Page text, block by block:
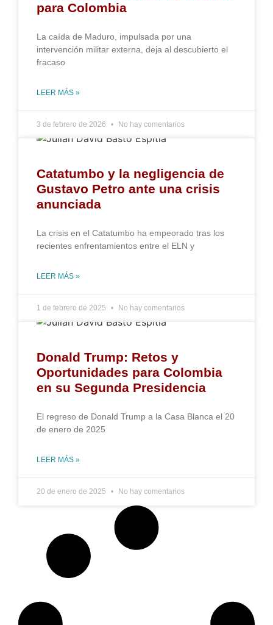
para Colombia
La caída de Maduro, impulsada por una
intervención militar externa, deja al descubierto el
fracaso
LEER MÁS »
3 de febrero de 2026 No hay comentarios
Catatumbo y la negligencia de
Gustavo Petro ante una crisis
anunciada
La crisis en el Catatumbo ha empeorado tras los
recientes enfrentamientos entre el ELN y
LEER MÁS »
1 de febrero de 2025 No hay comentarios
Donald Trump: Retos y
Oportunidades para Colombia
en su Segunda Presidencia
El regreso de Donald Trump a la Casa Blanca el 20
de enero de 2025
LEER MÁS »
20 de enero de 2025 No hay comentarios